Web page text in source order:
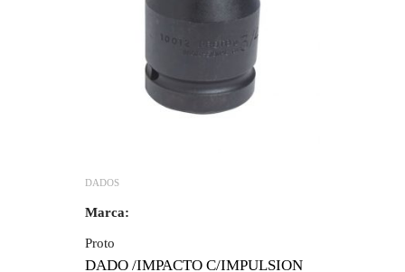
DADOS
Marca:
Proto
DADO /IMPACTO C/IMPULSION